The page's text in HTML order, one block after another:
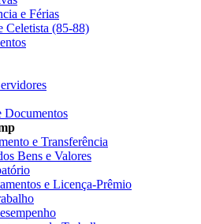
e Férias
Celetista (85-88)
Documentos
e Transferência
Bens e Valores
e Licença-Prêmio